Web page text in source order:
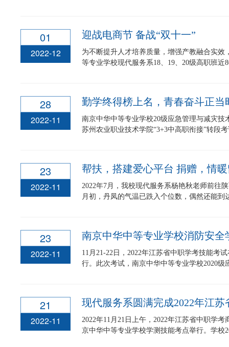
01
2022-12
迎战电商节 备战“双十一”
为不断提升人才培养质量，增强产教融合实
等专业学校现代服务系18、19、20级高职班近
28
2022-11
勤学终得榜上名，青春奋斗正当
南京中华中等专业学校20级应急管理与减灾技
苏州农业职业技术学院“3+3中高职衔接”转段
23
2022-11
帮扶，搭建爱心平台 捐赠，情
2022年7月，我校现代服务系杨艳秋老师前往
月初，丹凤的气温已跌入个位数，偶然还能到
23
2022-11
11月21-22日，2022年江苏省中职学考技能考
行。此次考试，南京中华中等专业学校2020级
21
2022-11
2022年11月21日上午，2022年江苏省中职学
京中华中等专业学校学测技能考点举行。学校